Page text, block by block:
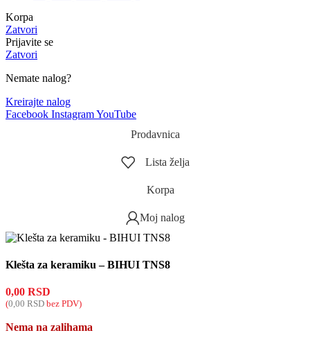
Korpa
Zatvori
Prijavite se
Zatvori
Nemate nalog?
Kreirajte nalog
Facebook InstagramYouTube
Prodavnica
Lista želja
Korpa
Moj nalog
Klešta za keramiku – BIHUI TNS8
0,00 RSD
(0,00 RSD bez PDV)
Nema na zalihama